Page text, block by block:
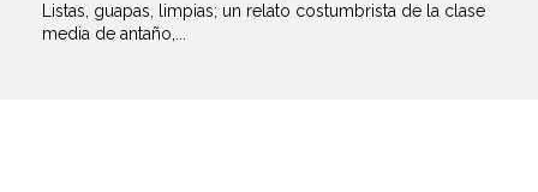
Listas, guapas, limpias; un relato costumbrista de la clase
media de antaño,...